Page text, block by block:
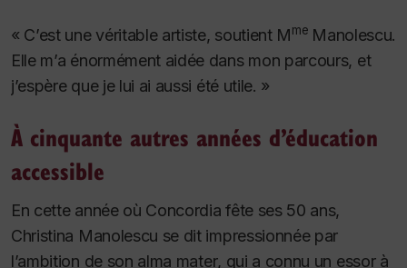
« C’est une véritable artiste, soutient Mme Manolescu.
Elle m’a énormément aidée dans mon parcours, et
j’espère que je lui ai aussi été utile. »
À cinquante autres années d’éducation
accessible
En cette année où Concordia fête ses 50 ans,
Christina Manolescu se dit impressionnée par
l’ambition de son alma mater, qui a connu un essor à